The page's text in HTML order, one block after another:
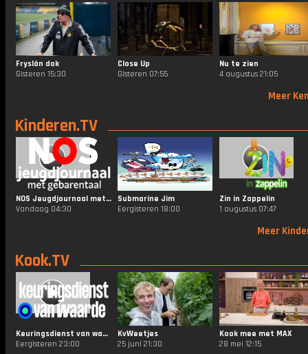
Fryslân dok
Gisteren 15:30
Close Up
Gisteren 07:55
Nu te zien
4 augustus 21:05
Meer
Kinderen.TV
NOS Jeugdjournaal met Gebarentaal
Vandaag 04:30
Submarine Jim
Eergisteren 18:00
Zin in Zappelin
1 augustus 07:47
Meer
Kook.TV
Keuringsdienst van waarde
Eergisteren 23:00
KvWeetjes
25 juni 21:30
Kook mee met MAX
28 mei 12:15